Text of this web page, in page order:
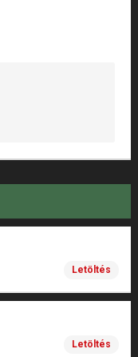
Letöltés
Letöltés